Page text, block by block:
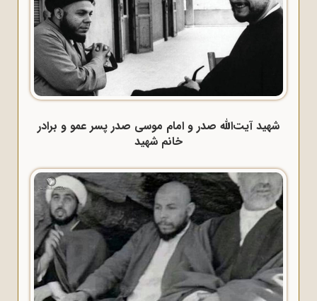
شهید آیت‌الله صدر و امام موسی صدر پسر عمو و برادر
خانم شهید